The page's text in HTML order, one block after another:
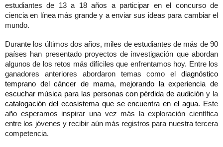
estudiantes de 13 a 18 años a participar en el concurso de
ciencia en línea más grande y a enviar sus ideas para cambiar el
mundo.
Durante los últimos dos años, miles de estudiantes de más de 90
países han presentado proyectos de investigación que abordan
algunos de los retos más difíciles que enfrentamos hoy. Entre los
ganadores anteriores abordaron temas como el diagnóstico
temprano del cáncer de mama, mejorando la experiencia de
escuchar música para las personas con pérdida de audición y la
catalogación del ecosistema que se encuentra en el agua. Este
año esperamos inspirar una vez más la exploración científica
entre los jóvenes y recibir aún más registros para nuestra tercera
competencia.